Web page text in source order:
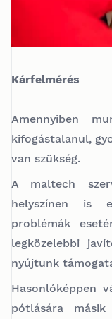
Kárfelmérés
Amennyiben
kifogástalanul,
van szükség.
A maltech
helyszínen is
problémák
legközelebbi
nyújtunk
Hasonlóképpen
pótlására